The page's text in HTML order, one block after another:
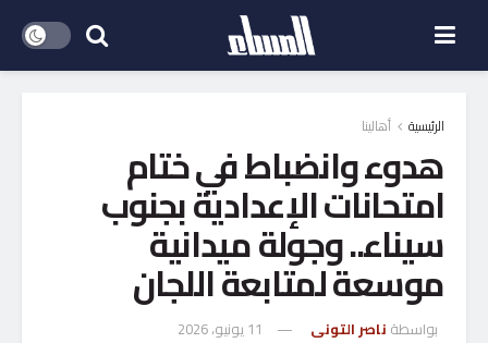
الرئيسية أهالينا
هدوء وانضباط في ختام
امتحانات الإعدادية بجنوب
سيناء.. وجولة ميدانية
موسعة لمتابعة اللجان
بواسطة ناصر التونى 11 يونيو، 2026